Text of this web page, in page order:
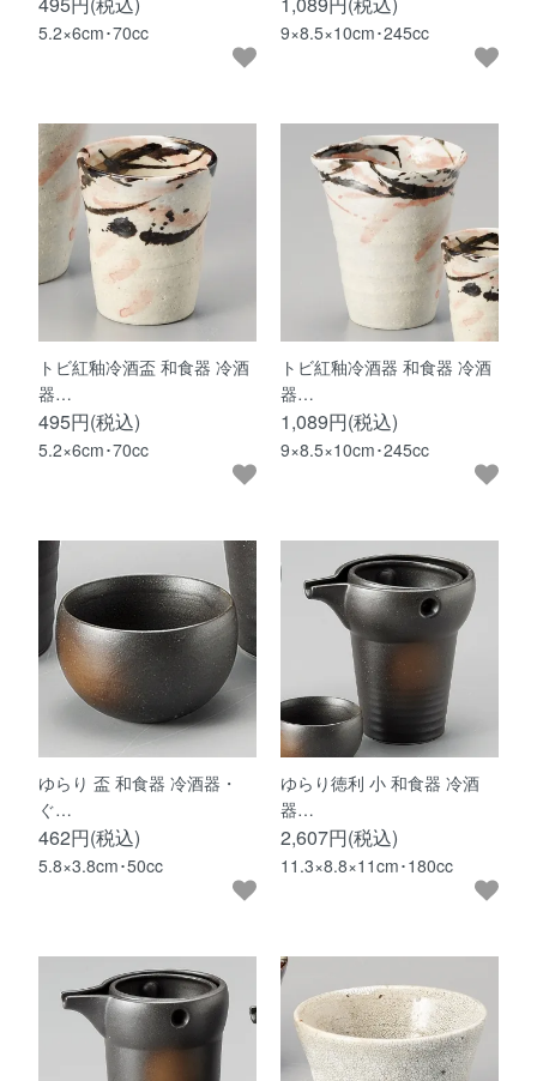
5.2×6cm･70cc 9×8.5×10cm･245cc
トビ紅釉冷酒盃 和食器 冷酒
器…
495円(税込)
5.2×6cm･70cc
トビ紅釉冷酒器 和食器 冷酒
器…
1,089円(税込)
9×8.5×10cm･245cc
ゆらり 盃 和食器 冷酒器・
ぐ…
462円(税込)
5.8×3.8cm･50cc
ゆらり徳利 小 和食器 冷酒
器…
2,607円(税込)
11.3×8.8×11cm･180cc